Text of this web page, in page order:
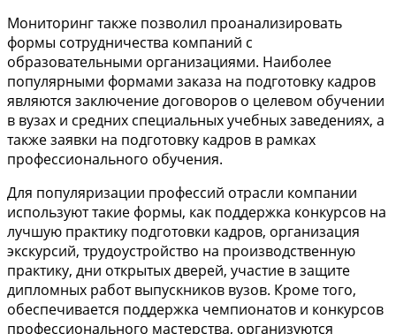
Мониторинг также позволил проанализировать
формы сотрудничества компаний с
образовательными организациями. Наиболее
популярными формами заказа на подготовку кадров
являются заключение договоров о целевом обучении
в вузах и средних специальных учебных заведениях, а
также заявки на подготовку кадров в рамках
профессионального обучения.
Для популяризации профессий отрасли компании
используют такие формы, как поддержка конкурсов на
лучшую практику подготовки кадров, организация
экскурсий, трудоустройство на производственную
практику, дни открытых дверей, участие в защите
дипломных работ выпускников вузов. Кроме того,
обеспечивается поддержка чемпионатов и конкурсов
профессионального мастерства, организуются